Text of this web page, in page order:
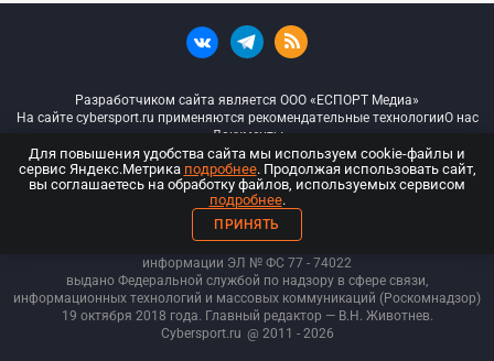
Разработчиком сайта является ООО «ЕСПОРТ Медиа»
На сайте cybersport.ru применяются рекомендательные технологииО нас
Документы
© ООО «Киберспорт.ру» — Все права защищены
18+
ООО «Киберспорт.ру». Свидетельство о регистрации средств массовой
информации ЭЛ № ФС 77 - 74022
выдано Федеральной службой по надзору в сфере связи,
информационных технологий и массовых коммуникаций (Роскомнадзор)
19 октября 2018 года. Главный редактор — В.Н. Животнев.
Cybersport.ru @ 2011 - 2026
Для повышения удобства сайта мы используем cookie-файлы и
сервис Яндекс.Метрика подробнее. Продолжая использовать сайт,
вы соглашаетесь на обработку файлов, используемых сервисом
подробнее.
ПРИНЯТЬ